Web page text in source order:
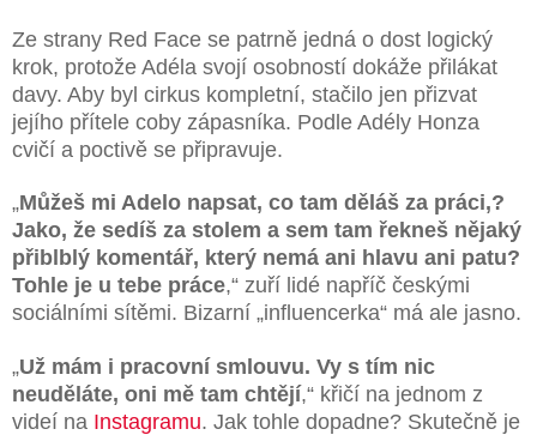
Ze strany Red Face se patrně jedná o dost logický
krok, protože Adéla svojí osobností dokáže přilákat
davy. Aby byl cirkus kompletní, stačilo jen přizvat
jejího přítele coby zápasníka. Podle Adély Honza
cvičí a poctivě se připravuje.
„Můžeš mi Adelo napsat, co tam děláš za práci,?
Jako, že sedíš za stolem a sem tam řekneš nějaký
přiblblý komentář, který nemá ani hlavu ani patu?
Tohle je u tebe práce,“ zuří lidé napříč českými
sociálními sítěmi. Bizarní „influencerka“ má ale jasno.
„Už mám i pracovní smlouvu. Vy s tím nic
neuděláte, oni mě tam chtějí,“ křičí na jednom z
videí na Instagramu. Jak tohle dopadne? Skutečně je